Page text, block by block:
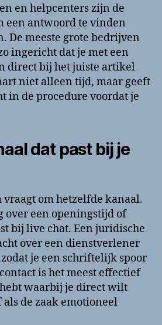
en helpcenters zijn de
een antwoord te vinden
De meeste grote bedrijven
ingericht dat je met een
direct bij het juiste artikel
niet alleen tijd, maar geeft
in de procedure voordat je
dat past bij je
om hetzelfde kanaal.
over een openingstijd of
bij live chat. Een juridische
over een dienstverlener
je een schriftelijk spoor
is het meest effectief
waarbij je direct wilt
de zaak emotioneel